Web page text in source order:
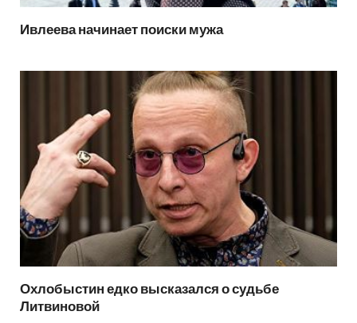
Ивлеева начинает поиски мужа
Охлобыстин едко высказался о судьбе
Литвиновой